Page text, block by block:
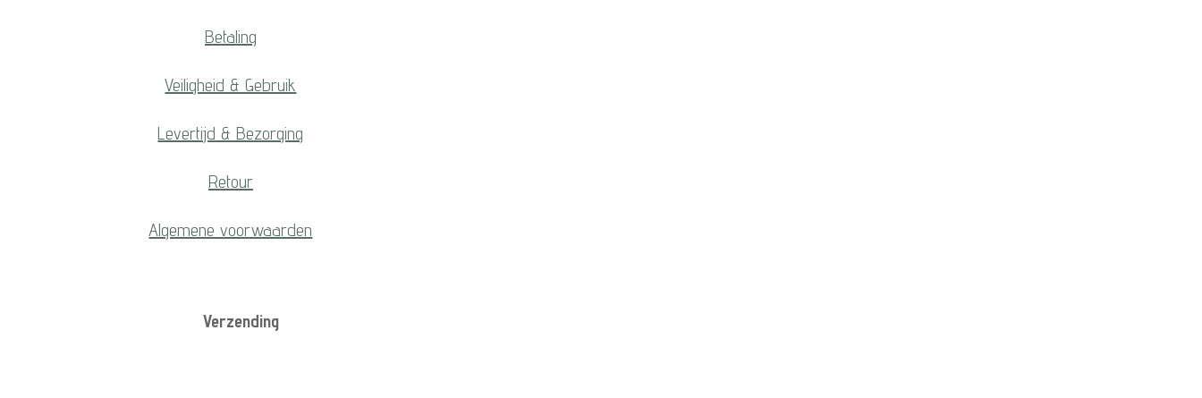
Betaling
Veiligheid & Gebruik
Levertijd & Bezorging
Retour
Algemene voorwaarden
Verzending